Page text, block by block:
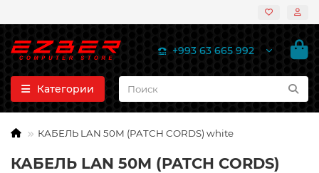
+993 63 665 992
Категории
КАБЕЛЬ LAN 50М (PATCH CORDS) white
КАБЕЛЬ LAN 50М (PATCH CORDS)